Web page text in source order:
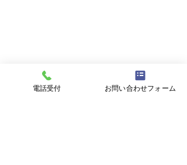
電話受付 お問い合わせフォーム